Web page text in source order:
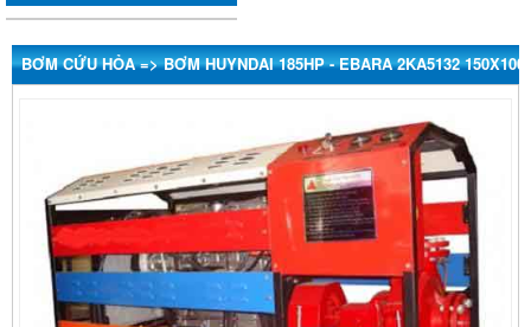
Xuân Thành
BƠM CỨU HỎA => BƠM HUYNDAI 185HP - EBARA 2KA5132 150X100